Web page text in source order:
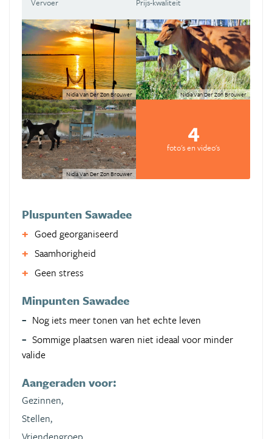
Nidia Van Der Zon Brouwer Nidia Van Der Zon Brouwer
Nidia Van Der Zon Brouwer
4
foto's en video's
Pluspunten Sawadee
Goed georganiseerd
Saamhorigheid
Geen stress
Minpunten Sawadee
Nog iets meer tonen van het echte leven
Sommige plaatsen waren niet ideaal voor minder
valide
Aangeraden voor:
Gezinnen,
Stellen,